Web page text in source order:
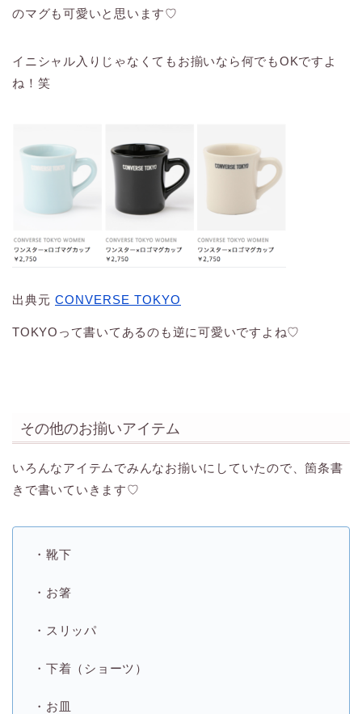
のマグも可愛いと思います♡
イニシャル入りじゃなくてもお揃いなら何でもOKですよ
ね！笑
出典元 CONVERSE TOKYO
TOKYOって書いてあるのも逆に可愛いですよね♡
その他のお揃いアイテム
いろんなアイテムでみんなお揃いにしていたので、箇条書
きで書いていきます♡
・靴下
・お箸
・スリッパ
・下着（ショーツ）
・お皿